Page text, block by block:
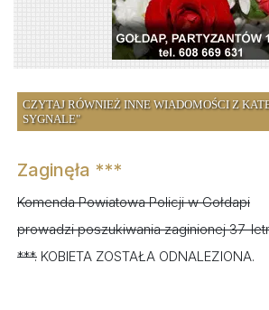
CZYTAJ RÓWNIEŻ INNE WIADOMOŚCI Z
SYGNALE"
Zaginęła ***
Komenda Powiatowa Policji w Gołdapi
prowadzi poszukiwania zaginionej 37-
***. KOBIETA ZOSTAŁA ODNALEZIONA.